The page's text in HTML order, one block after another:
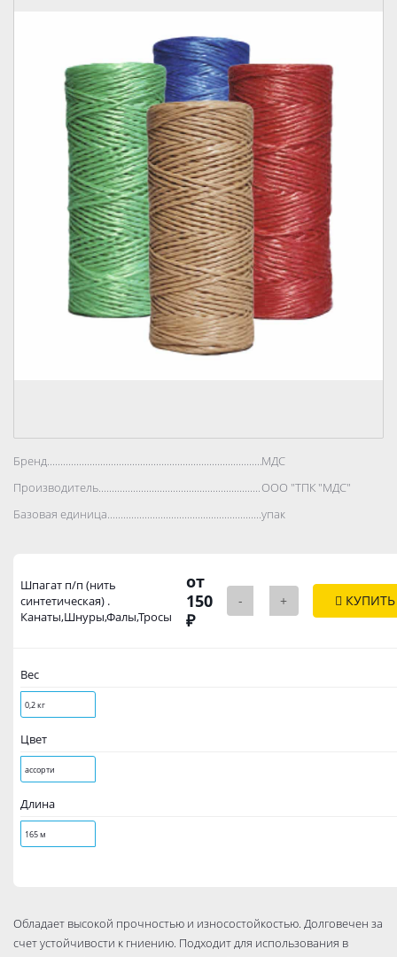
Бренд..................................................................................МДС
Производитель..................................................................................
ООО "ТПК "МДС"
Базовая единица..................................................................................
упак
Шпагат п/п (нить
синтетическая) .
Канаты,Шнуры,Фалы,Тросы
от
150
₽
- + КУПИТЬ
Вес
0,2 кг
Цвет
ассорти
Длина
165 м
Обладает высокой прочностью и износостойкостью. Долговечен за
счет устойчивости к гниению. Подходит для использования в